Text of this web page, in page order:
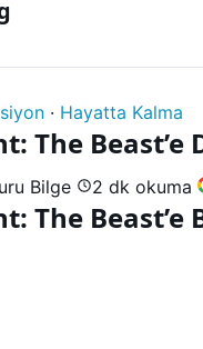
· Hayatta Kalma
The
Bilge 2 dk okuma
The Beast’e